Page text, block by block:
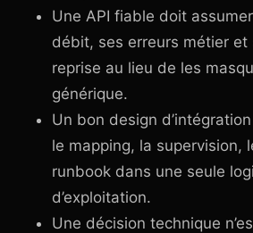
Une API fiable doit
débit, ses erreurs métier et
reprise au lieu de les
générique.
Un bon design
le mapping, la supervision,
runbook dans une seule
d’exploitation.
Une décision technique